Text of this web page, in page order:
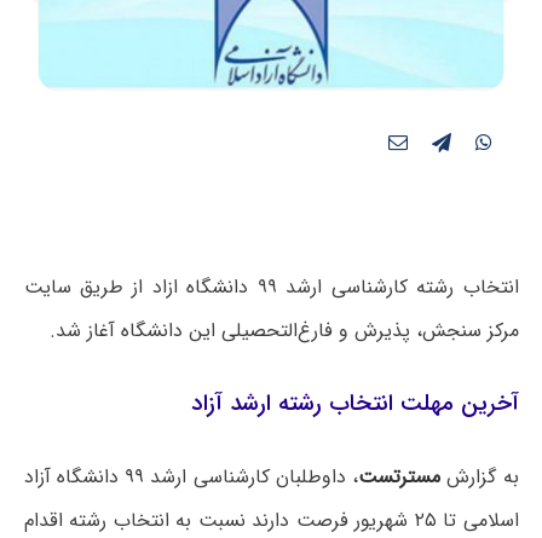
انتخاب رشته کارشناسی ارشد ۹۹ دانشگاه ازاد از طریق سایت
مرکز سنجش، پذیرش و فارغ‌التحصیلی این دانشگاه آغاز شد.
آخرین مهلت انتخاب رشته ارشد آزاد
به گزارش مسترتست
، داوطلبان کارشناسی ارشد ۹۹ دانشگاه آزاد
اسلامی تا ۲۵ شهریور فرصت دارند نسبت به انتخاب رشته اقدام